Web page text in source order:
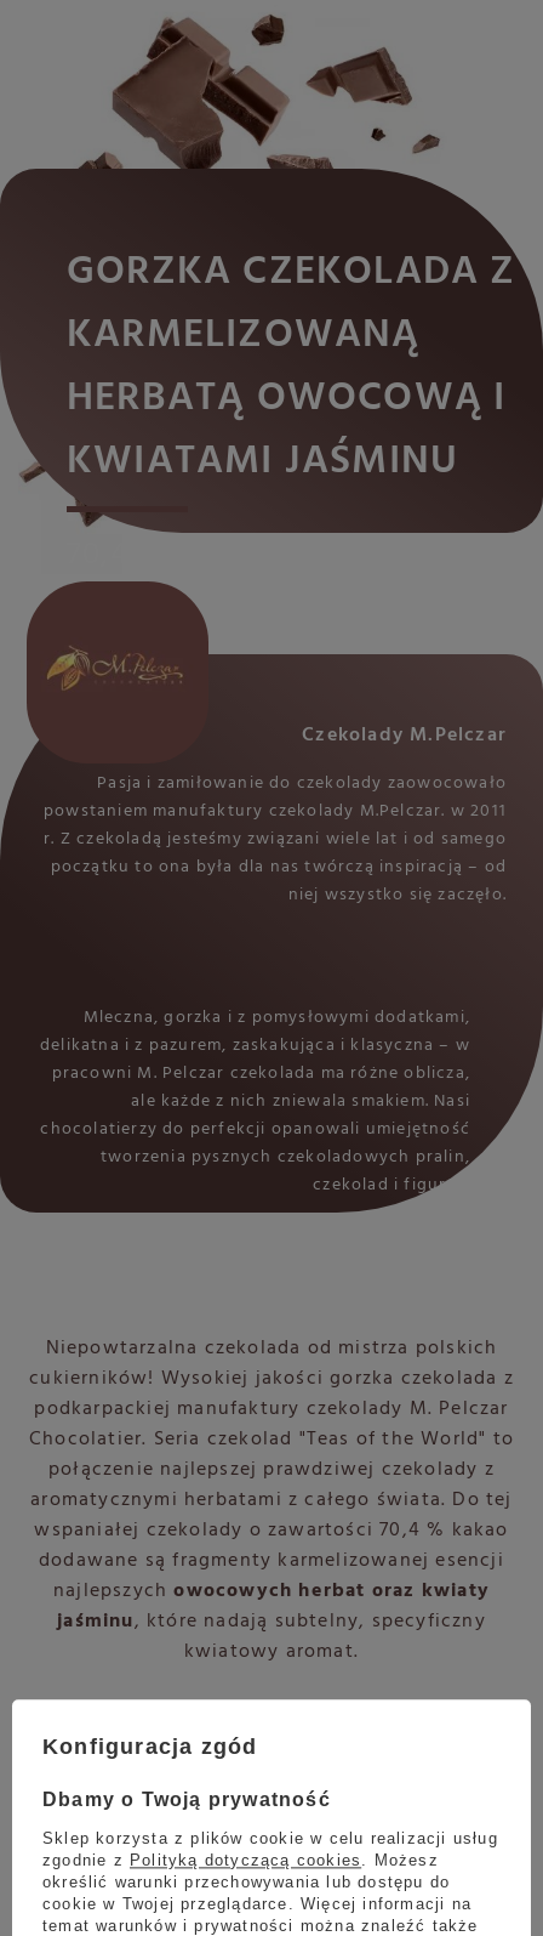
Czekolady M.Pelczar
Pasja i zamiłowanie do czekolady zaowocowało
powstaniem manufaktury czekolady M.Pelczar. w 2011
r. Z czekoladą jesteśmy związani wiele lat i od samego
początku to ona była dla nas twórczą inspiracją – od
niej wszystko się zaczęło.
Mleczna, gorzka i z pomysłowymi dodatkami,
delikatna i z pazurem, zaskakująca i klasyczna – w
pracowni M. Pelczar czekolada ma różne oblicza,
ale każde z nich zniewala smakiem. Nasi
chocolatierzy do perfekcji opanowali umiejętność
tworzenia pysznych czekoladowych pralin,
czekolad i figurek.
GORZKA CZEKOLADA Z
KARMELIZOWANĄ
HERBATĄ OWOCOWĄ I
KWIATAMI JAŚMINU
Niepowtarzalna czekolada od mistrza polskich
cukierników! Wysokiej jakości gorzka czekolada z
podkarpackiej manufaktury czekolady M. Pelczar
Chocolatier. Seria czekolad "Teas of the World" to
połączenie najlepszej prawdziwej czekolady z
aromatycznymi herbatami z całego świata. Do tej
wspaniałej czekolady o zawartości 70,4 % kakao
dodawane są fragmenty karmelizowanej esencji
najlepszychowocowych herbat oraz kwiaty
jaśminu, które nadają subtelny, specyficzny
kwiatowy aromat.
Dodatki
do czekolady
Konfiguracja zgód
Dbamy o Twoją prywatność
Sklep korzysta z plików cookie w celu realizacji usług
zgodnie z Polityką dotyczącą cookies
. Możesz
określić warunki przechowywania lub dostępu do
cookie w Twojej przeglądarce. Więcej informacji na
temat warunków i prywatności można znaleźć także